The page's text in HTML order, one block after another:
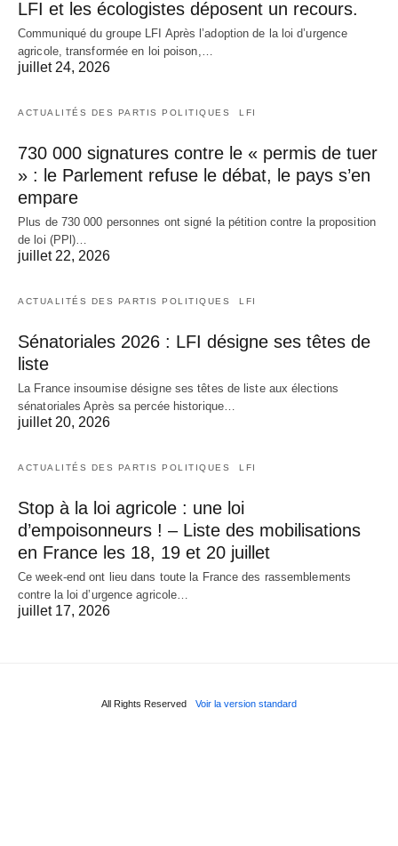
LFI et les écologistes déposent un recours.
Communiqué du groupe LFI Après l’adoption de la loi d’urgence
agricole, transformée en loi poison,…
juillet 24, 2026
ACTUALITÉS DES PARTIS POLITIQUES LFI
730 000 signatures contre le « permis de tuer
» : le Parlement refuse le débat, le pays s’en
empare
Plus de 730 000 personnes ont signé la pétition contre la proposition
de loi (PPl)…
juillet 22, 2026
ACTUALITÉS DES PARTIS POLITIQUES LFI
Sénatoriales 2026 : LFI désigne ses têtes de
liste
La France insoumise désigne ses têtes de liste aux élections
sénatoriales Après sa percée historique…
juillet 20, 2026
ACTUALITÉS DES PARTIS POLITIQUES LFI
Stop à la loi agricole : une loi
d’empoisonneurs ! – Liste des mobilisations
en France les 18, 19 et 20 juillet
Ce week-end ont lieu dans toute la France des rassemblements
contre la loi d’urgence agricole…
juillet 17, 2026
All Rights Reserved Voir la version standard